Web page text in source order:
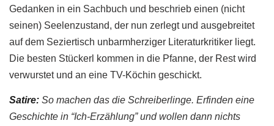
Gedanken in ein Sachbuch und beschrieb einen (nicht
seinen) Seelenzustand, der nun zerlegt und ausgebreitet
auf dem Seziertisch unbarmherziger Literaturkritiker liegt.
Die besten Stückerl kommen in die Pfanne, der Rest wird
verwurstet und an eine TV-Köchin geschickt.
Satire: So machen das die Schreiberlinge. Erfinden eine
Geschichte in “Ich-Erzählung” und wollen dann nichts